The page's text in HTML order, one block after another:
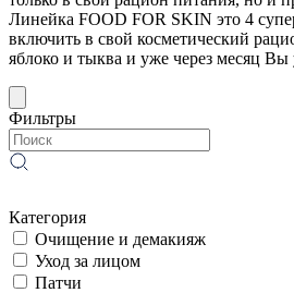
Линейка FOOD FOR SKIN это 4
включить в свой косметический
яблоко и тыква и уже через месяц Вы
Фильтры
Категория
Очищение и демакияж
Уход за лицом
Патчи